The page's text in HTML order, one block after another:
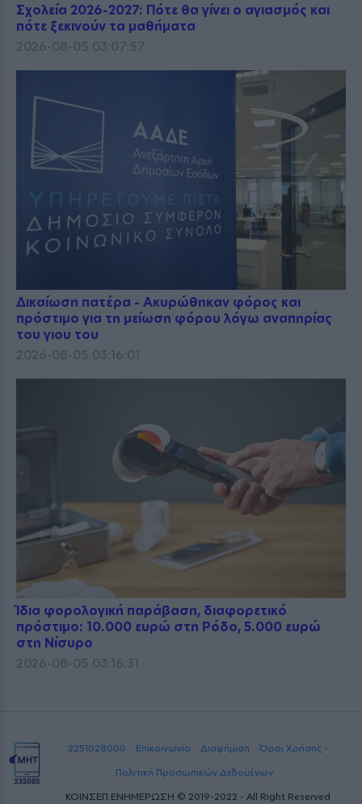
Σχολεία 2026-2027: Πότε θα γίνει ο αγιασμός και
πότε ξεκινούν τα μαθήματα
2026-08-05 03:07:57
Δικαίωση πατέρα - Ακυρώθηκαν φόρος και
πρόστιμο για τη μείωση φόρου λόγω αναπηρίας
του γιου του
2026-08-05 03:16:01
Ίδια φορολογική παράβαση, διαφορετικό
πρόστιμο: 10.000 ευρώ στη Ρόδο, 5.000 ευρώ
στη Νίσυρο
2026-08-05 03:16:31
2251028000 Επικοινωνία Διαφήμιση
Όροι Χρήσης -
Πολιτική Προσωπικών Δεδομένων
ΚΟΙΝΣΕΠ ΕΝΗΜΕΡΩΣΗ © 2019-2022 - All Right Reserved